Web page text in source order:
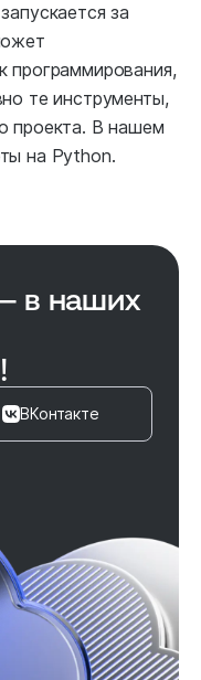
за
программирования,
те инструменты,
проекта. В нашем
на Python.
в наших
ВКонтакте